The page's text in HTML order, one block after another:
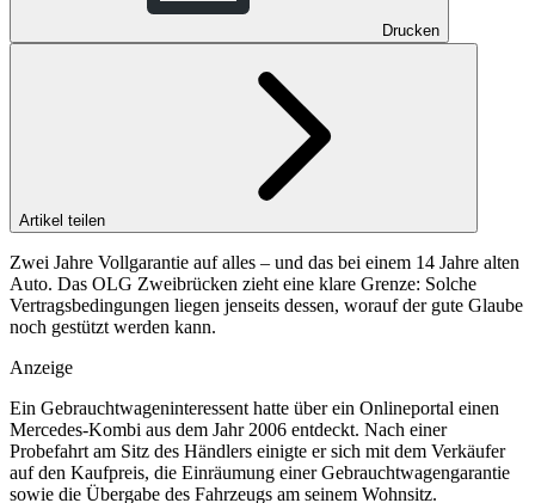
Drucken
Artikel teilen
Zwei Jahre Vollgarantie auf alles – und das bei einem 14 Jahre alten
Auto. Das OLG Zweibrücken zieht eine klare Grenze: Solche
Vertragsbedingungen liegen jenseits dessen, worauf der gute Glaube
noch gestützt werden kann.
Anzeige
Ein Gebrauchtwageninteressent hatte über ein Onlineportal einen
Mercedes-Kombi aus dem Jahr 2006 entdeckt. Nach einer
Probefahrt am Sitz des Händlers einigte er sich mit dem Verkäufer
auf den Kaufpreis, die Einräumung einer Gebrauchtwagengarantie
sowie die Übergabe des Fahrzeugs am seinem Wohnsitz.